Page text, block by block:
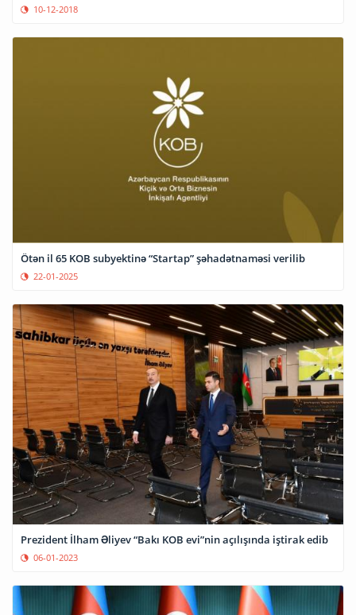
10-12-2018
Ötən il 65 KOB subyektinə “Startap” şəhadətnaməsi verilib
22-01-2025
Prezident İlham Əliyev “Bakı KOB evi”nin açılışında iştirak edib
06-01-2023